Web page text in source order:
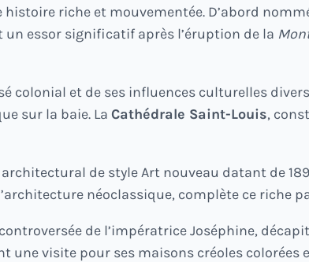
histoire riche et mouvementée. D’abord
un essor significatif après l’éruption de la
colonial et de ses influences culturelles
sur la baie. La Cathédrale Saint-Louis,
de style Art nouveau datant de
néoclassique, complète ce riche
de l’impératrice Joséphine,
une visite pour ses maisons créoles colorées